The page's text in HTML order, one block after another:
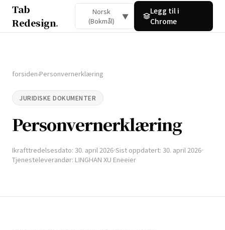
Tab
Redesign.
Norsk
(Bokmål)
▼
Legg til i
Chrome
forsiden›Personvernerklæring
JURIDISKE DOKUMENTER
Personvernerklæring
Ikrafttredelsesdato: 30. april 2026 Sist oppdatert: 30. april 2026
Tjenesteleverandør: LINGHAN XU Eneeier